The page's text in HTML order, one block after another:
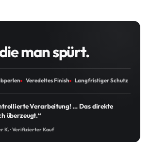
man spürt.
Veredeltes Finish Langfristiger Schutz
Verarbeitung! … Das direkte
überzeugt.“
K. · Verifizierter Kauf